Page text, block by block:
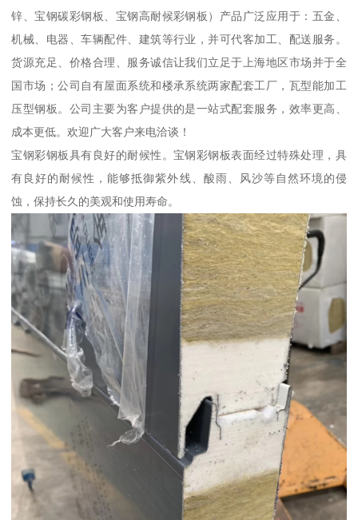
锌、宝钢碳彩钢板、宝钢高耐候彩钢板）产品广泛应用于：五金、
机械、电器、车辆配件、建筑等行业，并可代客加工、配送服务。
货源充足、价格合理、服务诚信让我们立足于上海地区市场并于全
国市场；公司自有屋面系统和楼承系统两家配套工厂，瓦型能加工
压型钢板。公司主要为客户提供的是一站式配套服务，效率更高、
成本更低。欢迎广大客户来电洽谈！
宝钢彩钢板具有良好的耐候性。宝钢彩钢板表面经过特殊处理，具
有良好的耐候性，能够抵御紫外线、酸雨、风沙等自然环境的侵
蚀，保持长久的美观和使用寿命。